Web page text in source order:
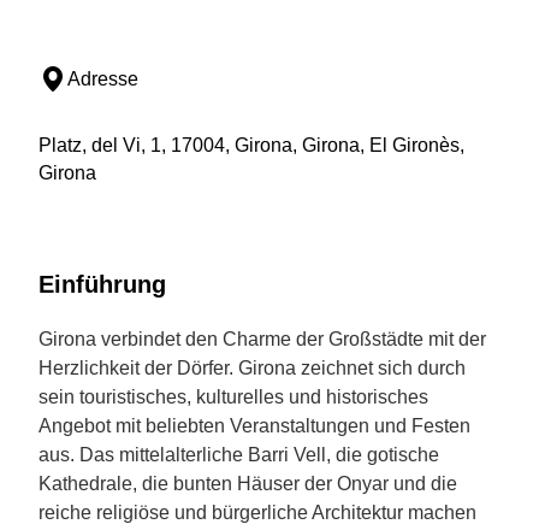
Adresse
Platz, del Vi, 1, 17004, Girona, Girona, El Gironès,
Girona
Einführung
Girona verbindet den Charme der Großstädte mit der
Herzlichkeit der Dörfer. Girona zeichnet sich durch
sein touristisches, kulturelles und historisches
Angebot mit beliebten Veranstaltungen und Festen
aus. Das mittelalterliche Barri Vell, die gotische
Kathedrale, die bunten Häuser der Onyar und die
reiche religiöse und bürgerliche Architektur machen